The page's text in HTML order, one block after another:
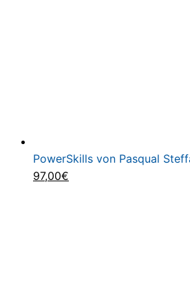
PowerSkills von Pasqual
Ursprünglicher
97,00€